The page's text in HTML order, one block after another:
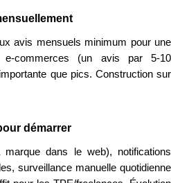
avis mensuels minimum pour une
commerces (un avis par 5-10
que pics. Construction sur
démarrer
dans le web), notifications
surveillance manuelle quotidienne